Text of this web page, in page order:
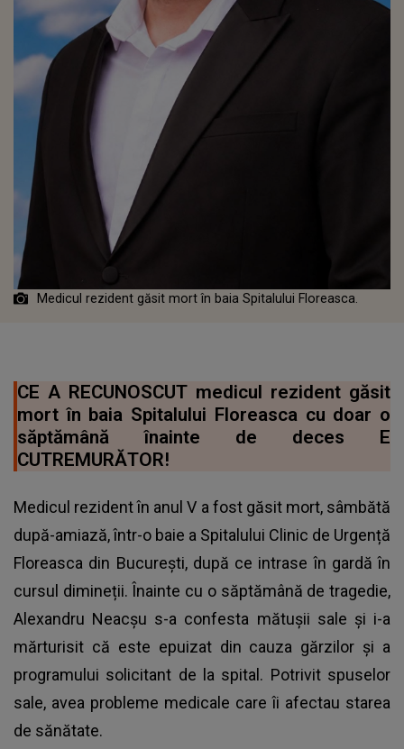
Medicul rezident găsit mort în baia Spitalului Floreasca.
CE A RECUNOSCUT medicul rezident găsit
mort în baia Spitalului Floreasca cu doar o
săptămână înainte de deces E
CUTREMURĂTOR!
Medicul rezident în anul V a fost găsit mort, sâmbătă
după-amiază, într-o baie a Spitalului Clinic de Urgență
Floreasca din București, după ce intrase în gardă în
cursul dimineții. Înainte cu o săptămână de tragedie,
Alexandru Neacșu s-a confesta mătușii sale și i-a
mărturisit că este epuizat din cauza gărzilor și a
programului solicitant de la spital. Potrivit spuselor
sale, avea probleme medicale care îi afectau starea
de sănătate.